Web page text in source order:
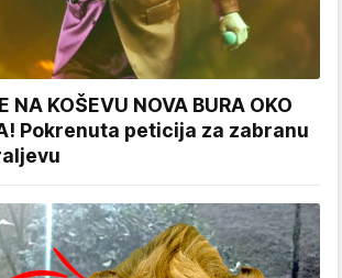
NA KOŠEVU NOVA BURA OKO
Pokrenuta peticija za zabranu